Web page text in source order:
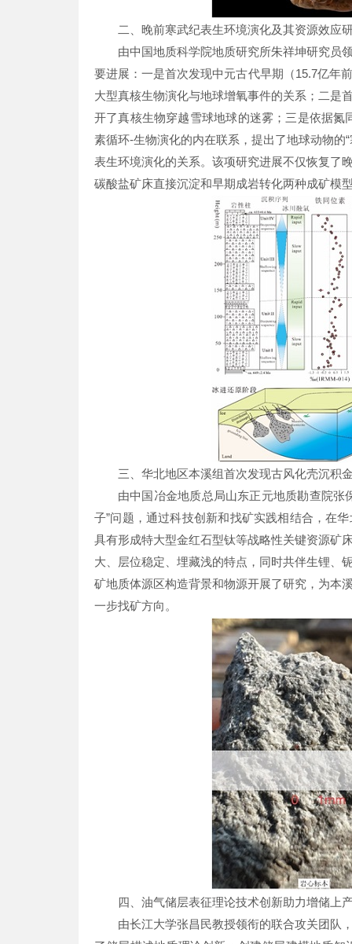
二、晚前寒武纪表生环境演化及其资源效应
由中国地质科学院地质研究所朱祥坤研究员
要进展：一是首次发现中元古代早期（15.7亿年
大型真核生物演化与地球增氧事件的关系；二是
开了真核生物穿越雪球地球的迷雾；三是依据
素循环-生物演化的内在联系，提出了地球动物
表生环境演化的关系。该项研究进展不仅恢复了
碳酸盐矿床直接沉淀和早期成岩转化两种成矿模
三、华北地区本溪组首次发现古风化壳沉积
由中国冶金地质总局山东正元地质勘查院
子”问题，通过科技创新和找矿实践相结合，在
具有形成特大型金红石型钛等战略性关键资源矿
大、层位稳定、埋藏浅的特点，同时共伴生锂、
矿地质体源区构造背景和物源开展了研究，为本
一步找矿方向。
四、油气储层表征理论技术创新助力增储上
由长江大学张昌民教授领衔的联合攻关团队